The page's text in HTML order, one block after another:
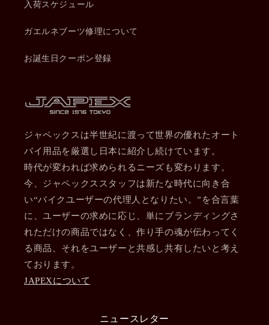
入荷スケジュール
ガエルネブーツ修理について
お誕生日クーポン登録
ジャペックスは半世紀に渡って世界の優れたオート
バイ用品を厳選し日本に紹介し続けています。
時代が変われば求められるニーズも変わります。
今、ジャペックススタッフは新たな時代に向き合
い“バイクユーザーの代理人となりたい。”を合言葉
に、ユーザーの求めに応じ、単にブランディングさ
れただけの商品ではなく、作り手の魂が伝わってく
る商品、それをユーザーと共感し共有したいと考え
ております。
JAPEXについて
ニュースレター